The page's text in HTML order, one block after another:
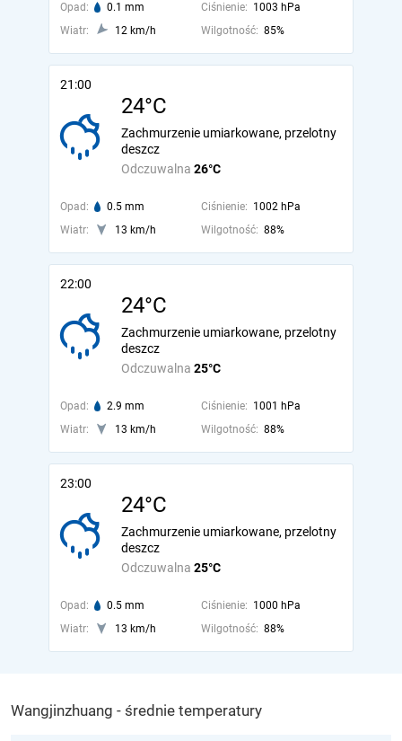
Opad: 0.1 mm Ciśnienie: 1003 hPa
Wiatr:
12 km/h Wilgotność: 85%
21:00
24°C
Odczuwalna 26°C
Zachmurzenie umiarkowane, przelotny
deszcz
Opad: 0.5 mm Ciśnienie: 1002 hPa
Wiatr:
13 km/h Wilgotność: 88%
22:00
24°C
Odczuwalna 25°C
Zachmurzenie umiarkowane, przelotny
deszcz
Opad: 2.9 mm Ciśnienie: 1001 hPa
Wiatr:
13 km/h Wilgotność: 88%
23:00
24°C
Odczuwalna 25°C
Zachmurzenie umiarkowane, przelotny
deszcz
Opad: 0.5 mm Ciśnienie: 1000 hPa
Wiatr:
13 km/h Wilgotność: 88%
Wangjinzhuang - średnie temperatury